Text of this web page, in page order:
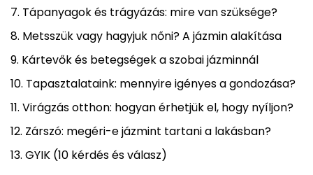
Tápanyagok és trágyázás: mire van szüksége?
Metsszük vagy hagyjuk nőni? A jázmin alakítása
Kártevők és betegségek a szobai jázminnál
Tapasztalataink: mennyire igényes a gondozása?
Virágzás otthon: hogyan érhetjük el, hogy nyíljon?
Zárszó: megéri-e jázmint tartani a lakásban?
GYIK (10 kérdés és válasz)